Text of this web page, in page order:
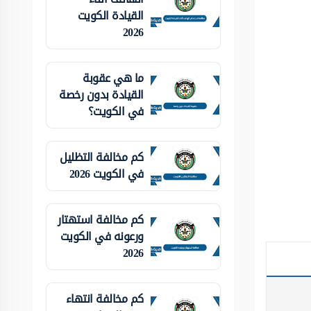
القيادة الكويت
2026
ما هي عقوبة
القيادة بدون رخصة
في الكويت؟
كم مخالفة التظليل
في الكويت 2026
كم مخالفة استهتار
ورعونه في الكويت
2026
كم مخالفة انتهاء